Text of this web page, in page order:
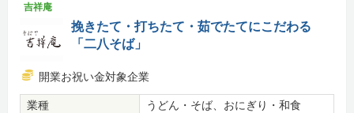
吉祥庵
挽きたて・打ちたて・茹でたてにこだわる
「二八そば」
開業お祝い金対象企業
業種 うどん・そば、おにぎり・和食